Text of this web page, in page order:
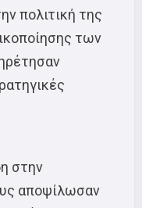
πολιτική της
των
στην
αποψίλωσαν